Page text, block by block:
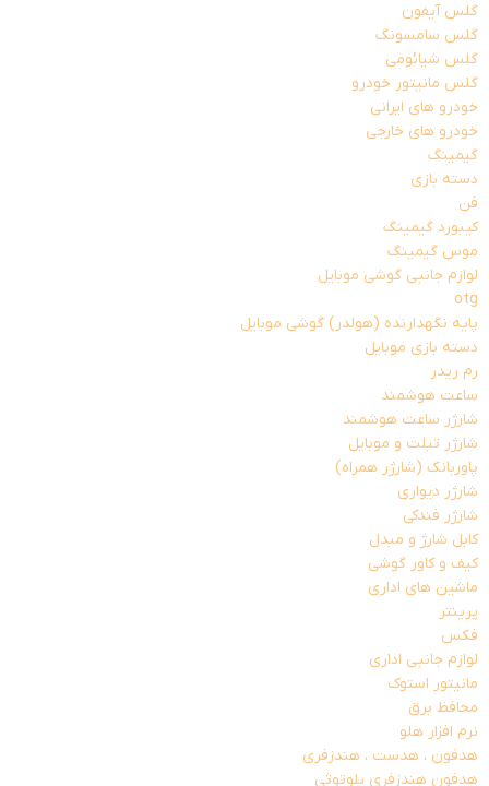
گلس آیفون
گلس سامسونگ
گلس شیائومی
گلس مانیتور خودرو
خودرو های ایرانی
خودرو های خارجی
گیمینگ
دسته بازی
فن
کیبورد گیمینگ
موس گیمینگ
لوازم جانبی گوشی موبایل
otg
پایه نگهدارنده (هولدر) گوشی موبایل
دسته بازی موبایل
رم ریدر
ساعت هوشمند
شارژر ساعت هوشمند
شارژر تبلت و موبایل
پاوربانک (شارژر همراه)
شارژر دیواری
شارژر فندکی
کابل شارژ و مبدل
کیف و کاور گوشی
ماشین های اداری
پرینتر
فکس
لوازم جانبی اداری
مانیتور استوک
محافظ برق
نرم افزار هلو
هدفون ، هدست ، هندزفری
هدفون هندزفری بلوتوثی